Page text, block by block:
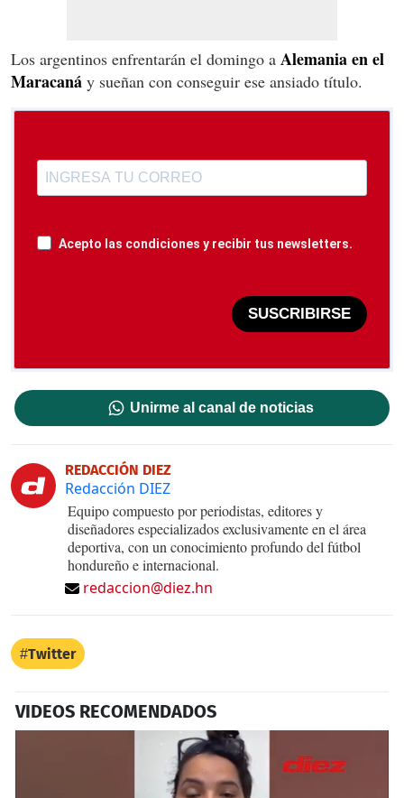
Los argentinos enfrentarán el domingo a Alemania en el
Maracaná y sueñan con conseguir ese ansiado título.
Acepto las condiciones y recibir tus newsletters.
SUSCRIBIRSE
Unirme al canal de noticias
REDACCIÓN DIEZ
Redacción DIEZ
Equipo compuesto por periodistas, editores y
diseñadores especializados exclusivamente en el área
deportiva, con un conocimiento profundo del fútbol
hondureño e internacional.
redaccion@diez.hn
Twitter
VIDEOS RECOMENDADOS